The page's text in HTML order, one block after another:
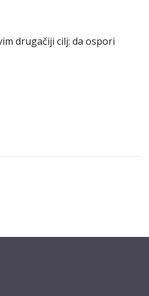
drugačiji cilj: da ospori